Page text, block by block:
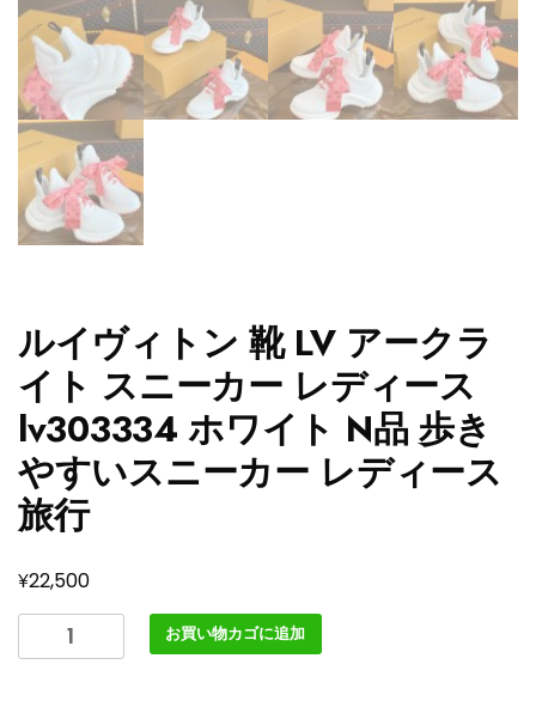
ルイヴィトン 靴 LV アークラ
イト スニーカー レディース
lv303334 ホワイト N品 歩き
やすいスニーカー レディース
旅行
¥22,500
イ
お買い物カゴに追加